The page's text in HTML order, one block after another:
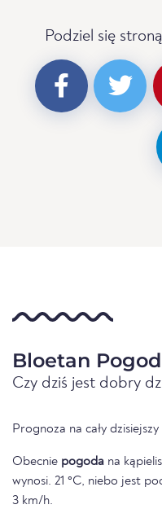
Podziel się
Bloetan
Czy dziś jest dobry
Prognoza na cały
Obecnie pogoda na
wynosi. 21 °C, niebo jest
3 km/h.